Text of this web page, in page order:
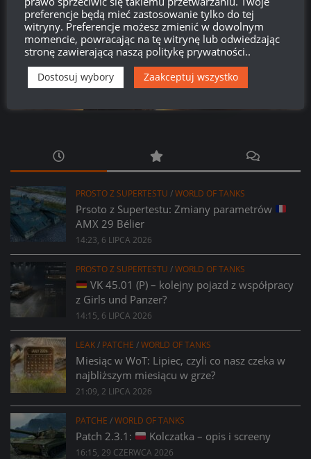
Brakwierzchołka drzewkaod:
577
Dni
20
Godzin
52
Minut
55
Sekund
PROSTO Z SUPERTESTU /WORLD OF TANKS
Prsoto z Supertestu: Zmiany parametrów
AMX 29 Bélier
14:23, 6 LIPCA 2026
PROSTO Z SUPERTESTU /WORLD OF TANKS
VK 45.01 (P) – kolejny pojazd z współpracy
z Girls und Panzer?
14:15, 6 LIPCA 2026
LEAK/ PATCHE /WORLD OF TANKS
Miesiąc w WoT: Lipiec, czyli co nasz czeka w
najbliższym miesiącu w grze?
21:09, 2 LIPCA 2026
PATCHE /WORLD OF TANKS
Patch 2.3.1: Kolczatka – opis i screeny
16:15, 29 CZERWCA 2026
preferencje będą mieć zastosowanie tylko do tej
witryny. Preferencje możesz zmienić w dowolnym
momencie, powracając na tę witrynę lub odwiedzając
stronę zawierającą naszą politykę prywatności..
Dostosuj wybory Zaakceptuj wszystko